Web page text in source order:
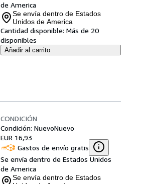
de America
Se envía dentro de Estados
Unidos de America
Cantidad disponible: Más de 20
disponibles
Añadir al carrito
CONDICIÓN
Condición: NuevoNuevo
EUR 16,93
Gastos de envío gratis
Se envía dentro de Estados Unidos
de America
Se envía dentro de Estados